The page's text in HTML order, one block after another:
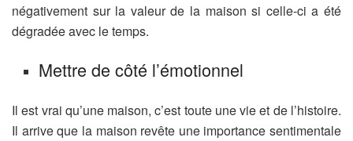
négativement sur la valeur de la maison si celle-ci a été
dégradée avec le temps.
Mettre de côté l’émotionnel
Il est vrai qu’une maison, c’est toute une vie et de l’histoire.
Il arrive que la maison revête une importance sentimentale